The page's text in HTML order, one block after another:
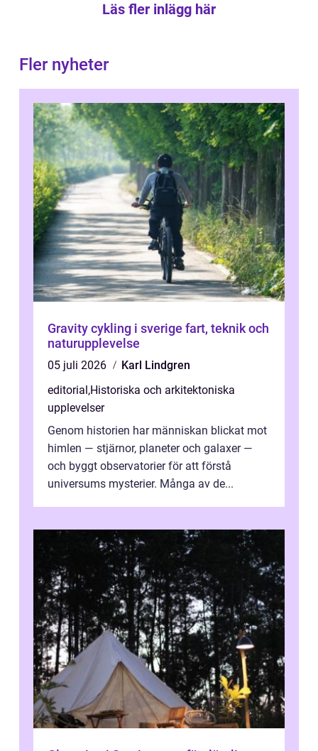
Läs fler inlägg här
Fler nyheter
Gravity cykling i sverige fart, teknik och
naturupplevelse
05 juli 2026
Karl Lindgren
editorial,Historiska och arkitektoniska
upplevelser
Genom historien har människan blickat mot
himlen — stjärnor, planeter och galaxer —
och byggt observatorier för att förstå
universums mysterier. Många av de...